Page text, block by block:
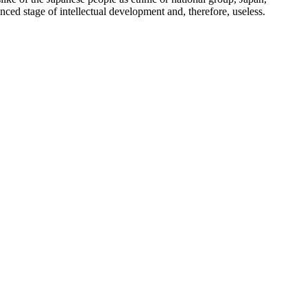
stage of intellectual development and, therefore, useless.